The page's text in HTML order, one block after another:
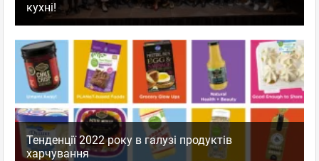
кухні!
Тенденції 2022 року в галузі продуктів
харчування